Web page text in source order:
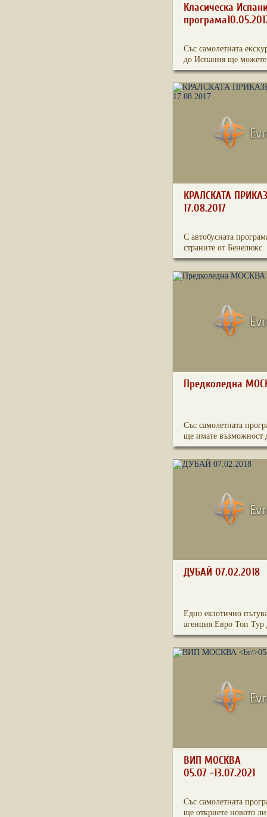
Класическа
Със самолетната
до Испания ще
КРАЛСКАТА
17.08.2017
С автобусната
страните от
Предколедна
Със самолетната
ще имате възможност
ДУБАЙ 07.02.2018
Едно екзотично
агенция Евро Топ Тур
ВИП МОСКВА
05.07 -13.07.2021
Със самолетната
ще откриете новото